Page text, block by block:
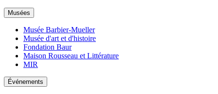
Musées
Musée Barbier-Mueller
Musée d'art et d'histoire
Fondation Baur
Maison Rousseau et Littérature
MIR
Événements